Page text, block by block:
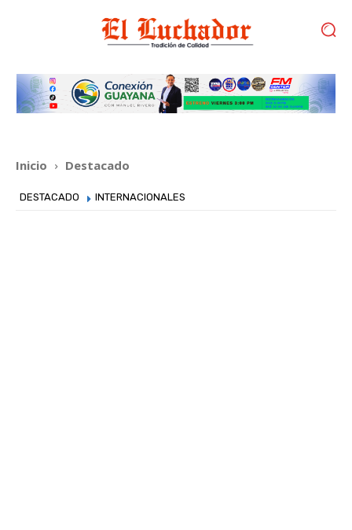
Inicio Destacado
DESTACADO INTERNACIONALES